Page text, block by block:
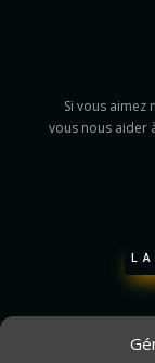
Si vous aimez
vous nous aider